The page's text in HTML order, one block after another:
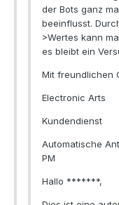
der Bots ganz
beeinflusst.
>Wertes kann
es bleibt ein
Mit freundlichen
Electronic Arts
Kundendienst
Automatische
PM
Hallo *******,